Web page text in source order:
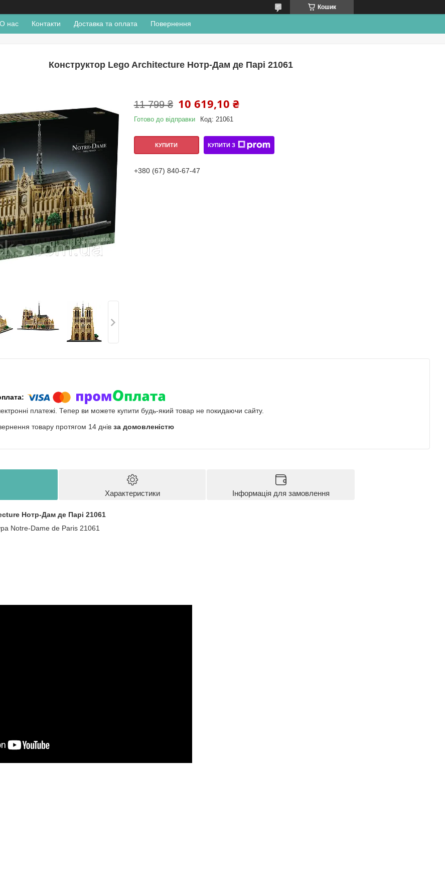
Кошик
О нас Контакти Доставка та оплата Повернення
Конструктор Lego Architecture Нотр-Дам де Парі 21061
11 799 ₴ 10 619,10 ₴
Готово до відправки Код: 21061
КУПИТИ КУПИТИ З
+380 (67) 840-67-47
платежі. Тепер ви можете купити будь-який товар не покидаючи сайту.
товару протягом 14 днів за домовленістю
Характеристики Інформація для замовлення
Нотр-Дам де Парі 21061
Notre-Dame de Paris 21061